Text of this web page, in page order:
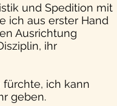
und Spedition mit
ich aus erster Hand
Ausrichtung
ihr
ich kann
geben.